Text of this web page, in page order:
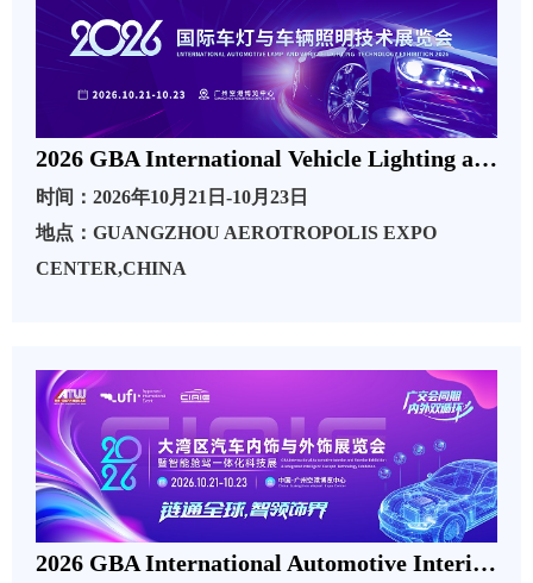
2026 GBA International Vehicle Lighting and Lighting Technology Exhibition
时间：2026年10月21日-10月23日
地点：GUANGZHOU AEROTROPOLIS EXPO
CENTER,CHINA
2026 GBA International Automotive Interior and Exterior Exhibition